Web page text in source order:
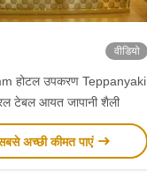
वीडियो
होटल उपकरण Teppanyaki
टेबल आयत जापानी शैली
अच्छी कीमत पाएं